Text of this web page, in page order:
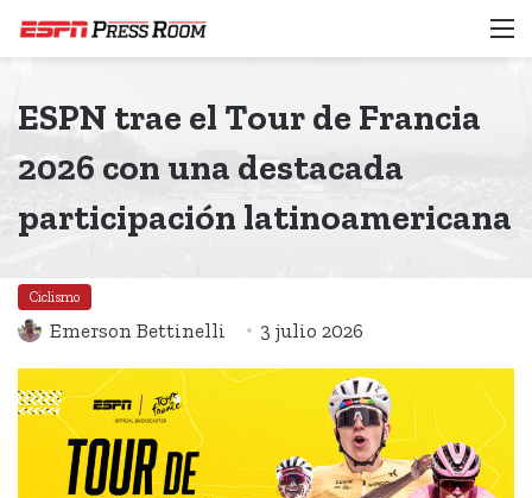
ESPN trae el Tour de Francia
2026 con una destacada
participación latinoamericana
Ciclismo
Emerson Bettinelli 3 julio 2026